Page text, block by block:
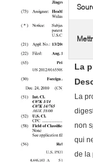
La
La
non
qui
de la